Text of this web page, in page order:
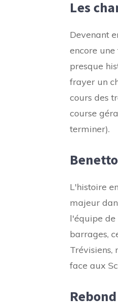
Les
Devenant
encore
presque
frayer un
cours des
course
terminer).
L'histoire
majeur
l'équipe
barrages,
face aux